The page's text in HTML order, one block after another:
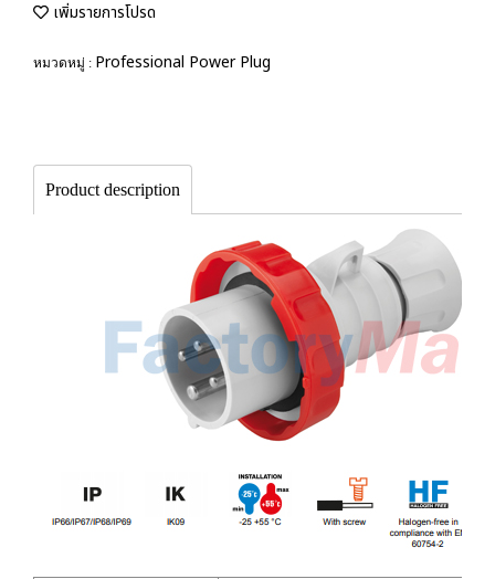
เพิ่มรายการโปรด
หมวดหมู่ : Professional Power Plug
Product description